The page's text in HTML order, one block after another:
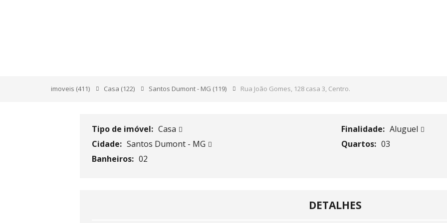
imoveis (411) Casa (122) Santos Dumont - MG (119) Rua João Gomes, 128 casa 3, Centro.
Tipo de imóvel: Casa Finalidade: Aluguel
Cidade: Santos Dumont - MG Quartos: 03
Banheiros: 02
DETALHES